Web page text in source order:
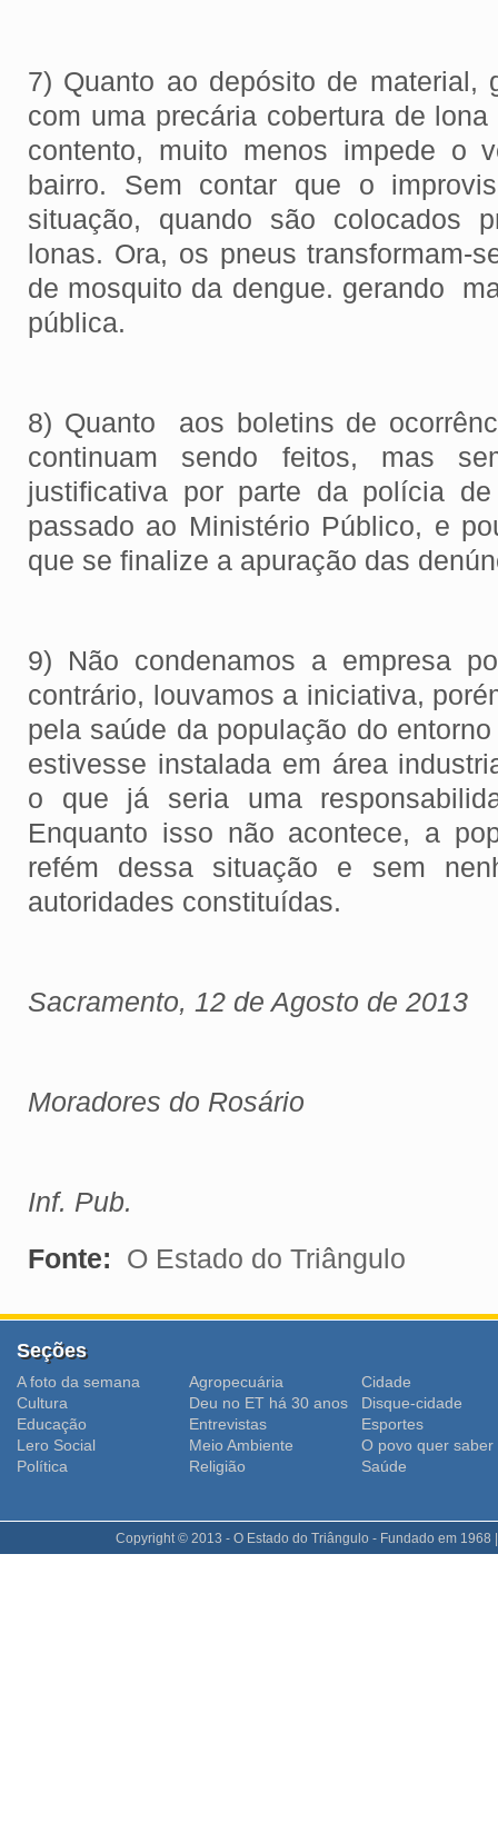
7) Quanto ao depósito de material,
com uma precária cobertura de
contento, muito menos impede o
bairro. Sem contar que o
situação, quando são colocados
lonas. Ora, os pneus transformam-
de mosquito da dengue. gerando
pública.
8) Quanto aos boletins de
continuam sendo feitos, mas
justificativa por parte da polícia
passado ao Ministério Público, e
que se finalize a apuração das
9) Não condenamos a empresa
contrário, louvamos a iniciativa,
pela saúde da população do
estivesse instalada em área
o que já seria uma
Enquanto isso não acontece, a
refém dessa situação e sem
autoridades constituídas.
Sacramento, 12 de Agosto de 2013
Moradores do Rosário
Inf. Pub.
Fonte:
O Estado do Triângulo
Seções
A foto da semana Agropecuária
Cidade
Cultura
Deu no ET há 30 anos
Disque-cidade
Educação
Entrevistas
Esportes
Lero Social
Meio Ambiente
O povo quer saber
Polí­tica
Religião Saúde
Copyright © 2013 - O Estado do Triângulo - Fundado em